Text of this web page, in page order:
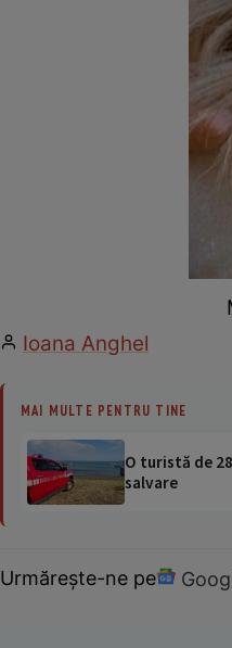
Ioana Anghel
MAI MULTE PENTRU TINE
O turistă de
salvare
Urmărește-ne pe